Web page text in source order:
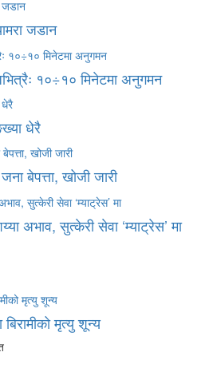
जडान
१०÷१० मिनेटमा अनुगमन
धेरै
बेपत्ता, खोजी जारी
अभाव, सुत्केरी सेवा ‘म्याट्रेस’ मा
मृत्यु शून्य